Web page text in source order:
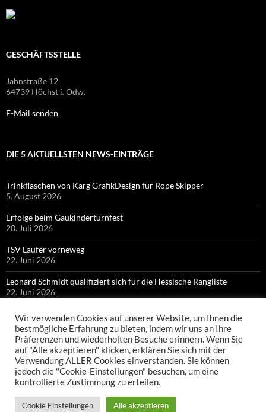
GESCHÄFTSSTELLE
Jahnstraße 12
64739 Höchst i. Odw.
E-Mail senden
DIE 5 AKTUELLSTEN NEWS-EINTRÄGE
Trinkflaschen von Karg GrafikDesign für Rope Skipper
5. August 2026
Erfolge beim Gaukinderturnfest
20. Juli 2026
TSV Läufer vorneweg
22. Juni 2026
Leonard Schmidt qualifiziert sich für die Hessische Rangliste
22. Juni 2026
Bronze für Colin Bischof bei Hessischen Meisterschaften
21. Juni 2026
Wir verwenden Cookies auf unserer Website, um Ihnen die
bestmögliche Erfahrung zu bieten, indem wir uns an Ihre
Präferenzen und wiederholten Besuche erinnern. Wenn Sie
auf "Alle akzeptieren" klicken, erklären Sie sich mit der
Verwendung ALLER Cookies einverstanden. Sie können
jedoch die "Cookie-Einstellungen" besuchen, um eine
kontrollierte Zustimmung zu erteilen.
Cookie Einstellungen Alle akzeptieren